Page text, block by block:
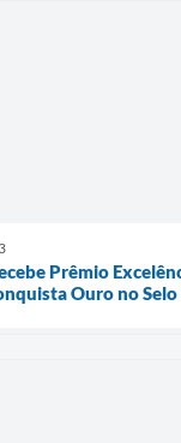
Prêmio
Ouro no